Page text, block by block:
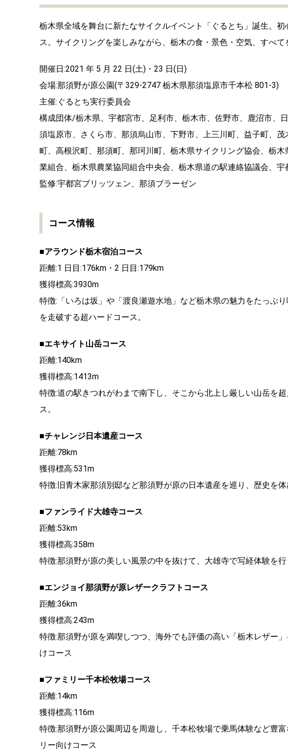
栃木県全域を舞台に新たなサイクルイベント「ぐるとち」誕生。
ス。サイクリングを楽しみながら、栃木の食・景色・空気、すべて
開催日:2021 年 5 月 22 日(土)・23 日(日)
会場:那須野が原公園(〒329-2747 栃木県那須塩原市千本松 801-3)
主催:ぐるとち実行委員会
構成団体/栃木県、宇都宮市、足利市、栃木市、佐野市、鹿沼市、
須塩原市、さくら市、那須烏山市、下野市、上三川町、益子町、
町、高根沢町、那須町、那珂川町、栃木県サイクリング協会、栃
業組合、栃木県農業協同組合中央会、栃木県道の駅連絡協議会、
監修:宇都宮ブリッツェン、那須ブラーゼン
コース情報
■アラウンド栃木宿泊コース
距離:1 日目:176km・2 日目:179km
獲得標高:3930m
特徴:「いろは坂」や「渡良瀬遊水地」など栃木県の魅力をたっぷ
を走破する超ハードコース。
■エキサイト山岳コース
距離:140km
獲得標高:1413m
特徴:道の駅きつれがわまで南下し、そこから北上し厳しい山岳を
ス。
■チャレンジ日本遺産コース
距離:78km
獲得標高:531m
特徴:旧青木家那須別邸など那須野が原の日本遺産を巡り、歴史を
■ファンライド大雄寺コース
距離:53km
獲得標高:358m
特徴:那須野が原の美しい風景の中を抜けて、大雄寺で写経体験を
■エンジョイ那須野が原レザークラフトコース
距離:36km
獲得標高:243m
特徴:那須野が原を満喫しつつ、海外でも評価の高い「栃木レザー
けコース
■ファミリー千本松牧場コース
距離:14km
獲得標高:116m
特徴:那須野が原公園周辺を周遊し、千本松牧場で乗馬体験など豊
リー向けコース